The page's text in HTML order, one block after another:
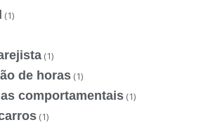
(1)
(1)
de horas (1)
comportamentais (1)
(1)